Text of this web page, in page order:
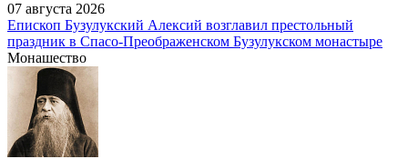
07 августа 2026
Епископ Бузулукский Алексий возглавил престольный
праздник в Спасо-Преображенском Бузулукском монастыре
Монашество